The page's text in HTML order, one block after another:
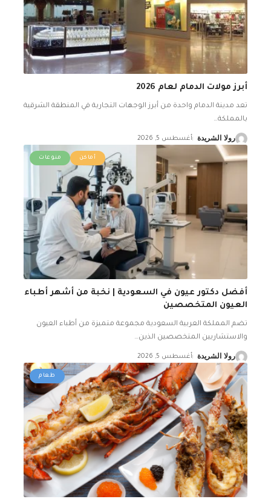
أبرز مولات الدمام لعام 2026
تعد مدينة الدمام واحدة من أبرز الوجهات التجارية في المنطقة الشرقية
بالمملكة…
رولا الشريدة أغسطس 5, 2026
أماكن منوعات
أفضل دكتور عيون في السعودية | نخبة من أشهر أطباء
العيون المتخصصين
تضم المملكة العربية السعودية مجموعة متميزة من أطباء العيون
والاستشاريين المتخصصين الذين…
رولا الشريدة أغسطس 5, 2026
طعام